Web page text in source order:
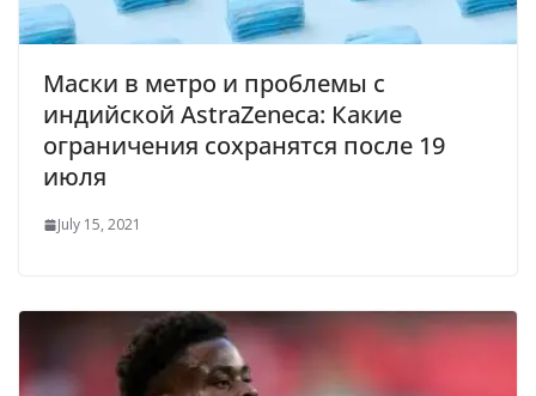
Маски в метро и проблемы с
индийской AstraZeneca: Какие
ограничения сохранятся после 19
июля
July 15, 2021